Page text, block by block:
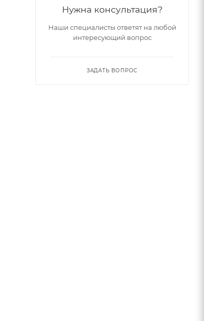
Нужна консультация?
Наши специалисты ответят на любой
интересующий вопрос
ЗАДАТЬ ВОПРОС